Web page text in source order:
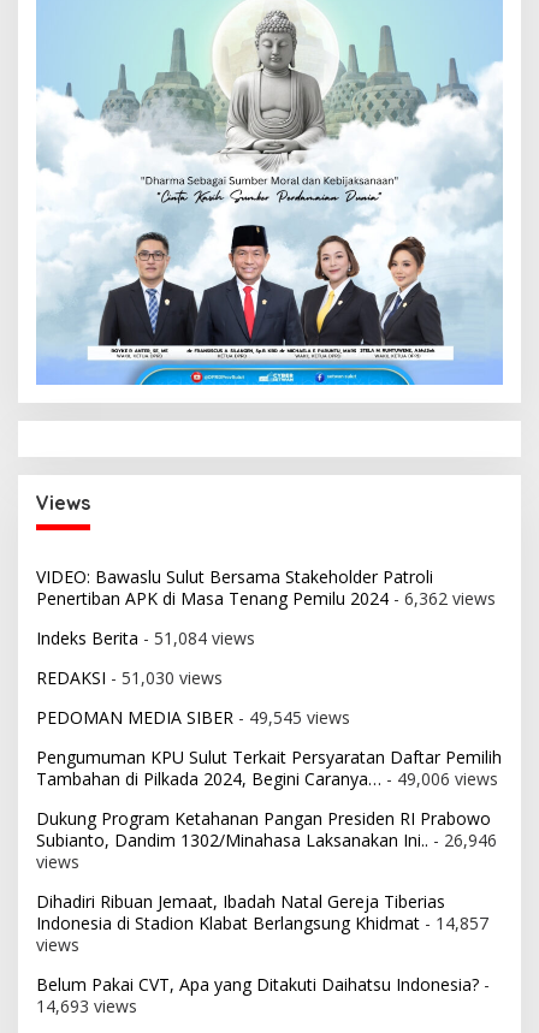
Views
VIDEO: Bawaslu Sulut Bersama Stakeholder Patroli
Penertiban APK di Masa Tenang Pemilu 2024 - 6,362 views
Indeks Berita - 51,084 views
REDAKSI - 51,030 views
PEDOMAN MEDIA SIBER - 49,545 views
Pengumuman KPU Sulut Terkait Persyaratan Daftar Pemilih
Tambahan di Pilkada 2024, Begini Caranya… - 49,006 views
Dukung Program Ketahanan Pangan Presiden RI Prabowo
Subianto, Dandim 1302/Minahasa Laksanakan Ini.. - 26,946
views
Dihadiri Ribuan Jemaat, Ibadah Natal Gereja Tiberias
Indonesia di Stadion Klabat Berlangsung Khidmat - 14,857
views
Belum Pakai CVT, Apa yang Ditakuti Daihatsu Indonesia? -
14,693 views